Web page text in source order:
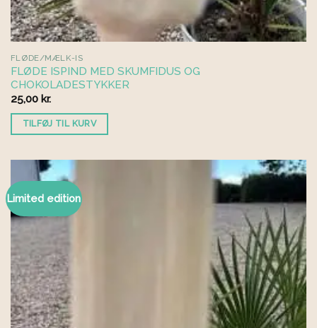
FLØDE/MÆLK-IS
FLØDE ISPIND MED SKUMFIDUS OG
CHOKOLADESTYKKER
25,00 kr.
TILFØJ TIL KURV
Limited edition